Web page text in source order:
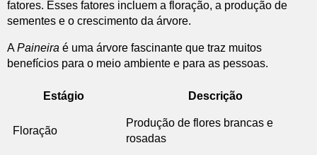
fatores. Esses fatores incluem a floração, a produção de
sementes e o crescimento da árvore.
APaineira é uma árvore fascinante que traz muitos
benefícios para o meio ambiente e para as pessoas.
Estágio Descrição
Floração
Produção de flores brancas e
rosadas